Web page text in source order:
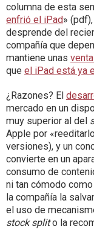
columna de esta
enfrió el iPad»
desprende del
compañía que
mantiene unas
que el iPad está ya
¿Razones? El
mercado en un
muy superior al del
Apple por
versiones), y un
convierte en un
consumo de
ni tan cómodo
la compañía la
el uso de
stock splito la